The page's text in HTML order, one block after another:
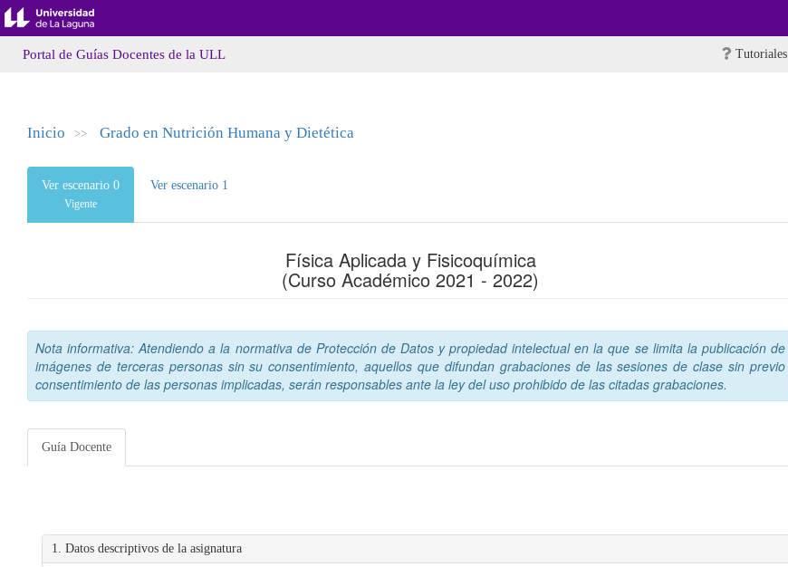
Portal de Guías Docentes de la ULL Tutoriales
Inicio >> Grado en Nutrición Humana y Dietética
Ver escenario 0
Vigente
Ver escenario 1
Física Aplicada y Fisicoquímica
(Curso Académico 2021 - 2022)
Nota informativa: Atendiendo a la normativa de Protección de Datos y propiedad intelectual en la que se limita la publicación de
imágenes de terceras personas sin su consentimiento, aquellos que difundan grabaciones de las sesiones de clase sin previo
consentimiento de las personas implicadas, serán responsables ante la ley del uso prohibido de las citadas grabaciones.
Guía Docente
1. Datos descriptivos de la asignatura